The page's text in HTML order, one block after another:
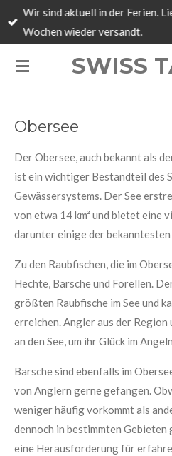
Zum
Hauptinhalt
SWISS
Wir sind aktuell in der Ferien.
Wochen wieder versandt.
Obersee
Der Obersee, auch bekannt als
ist ein wichtiger Bestandteil des
Gewässersystems. Der See
von etwa 14 km² und bietet eine
darunter einige der
Zu den Raubfischen, die im
Hechte, Barsche und Forellen.
größten Raubfische im See und
erreichen. Angler aus der Region
an den See, um ihr Glück im
Barsche sind ebenfalls im
von Anglern gerne gefangen.
weniger häufig vorkommt als
dennoch in bestimmten
eine Herausforderung für